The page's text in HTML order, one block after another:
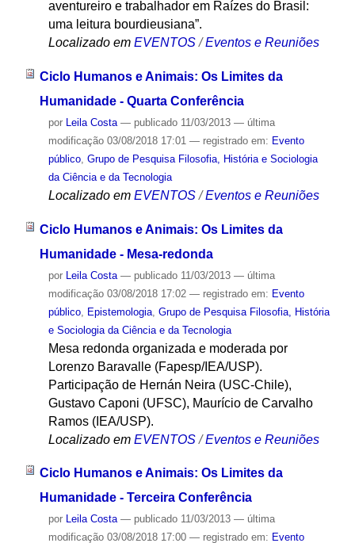
aventureiro e trabalhador em Raízes do Brasil:
uma leitura bourdieusiana”.
Localizado em EVENTOS /Eventos e Reuniões
Ciclo Humanos e Animais: Os Limites da
Humanidade - Quarta Conferência
por Leila Costa — publicado11/03/2013 — última
modificação03/08/2018 17:01 — registrado em: Evento
público, Grupo de Pesquisa Filosofia, História e Sociologia
da Ciência e da Tecnologia
Localizado em EVENTOS /Eventos e Reuniões
Ciclo Humanos e Animais: Os Limites da
Humanidade - Mesa-redonda
por Leila Costa — publicado11/03/2013 — última
modificação03/08/2018 17:02 — registrado em: Evento
público, Epistemologia, Grupo de Pesquisa Filosofia, História
e Sociologia da Ciência e da Tecnologia
Mesa redonda organizada e moderada por
Lorenzo Baravalle (Fapesp/IEA/USP).
Participação de Hernán Neira (USC-Chile),
Gustavo Caponi (UFSC), Maurício de Carvalho
Ramos (IEA/USP).
Localizado em EVENTOS /Eventos e Reuniões
Ciclo Humanos e Animais: Os Limites da
Humanidade - Terceira Conferência
por Leila Costa — publicado11/03/2013 — última
modificação03/08/2018 17:00 — registrado em: Evento